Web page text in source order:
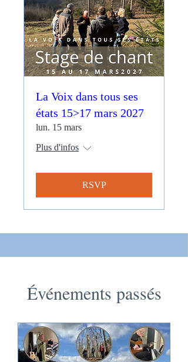
La Voix dans tous ses
états 15>17 mars 2027
lun. 15 mars
Plus d'infos
RSVP
Événements passés